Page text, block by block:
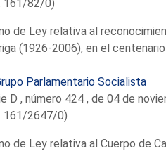
161/82/0)
de Ley relativa al
(1926-2006), en el
Parlamentario Socialista
D , número 424 , de 04 de
161/2647/0)
de Ley relativa al Cuerpo de